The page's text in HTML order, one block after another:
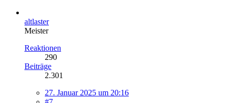
altlaster
Meister
Reaktionen
290
Beiträge
2.301
27. Januar 2025 um 20:16